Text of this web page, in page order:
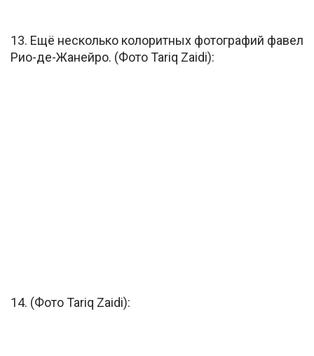
13. Ещё несколько колоритных фотографий фавел
Рио-де-Жанейро. (Фото Tariq Zaidi):
14. (Фото Tariq Zaidi):